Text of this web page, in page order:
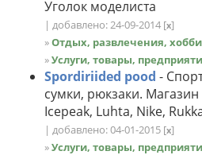
Уголок моделиста
| добавлено: 24-09-2014 [x]
»Отдых, развлечения, хобби
»Услуги, товары,
Spordiriided pood -
сумки, рюкзаки.
Icepeak, Luhta, Nike,
| добавлено: 04-01-2015 [x]
»Услуги, товары,